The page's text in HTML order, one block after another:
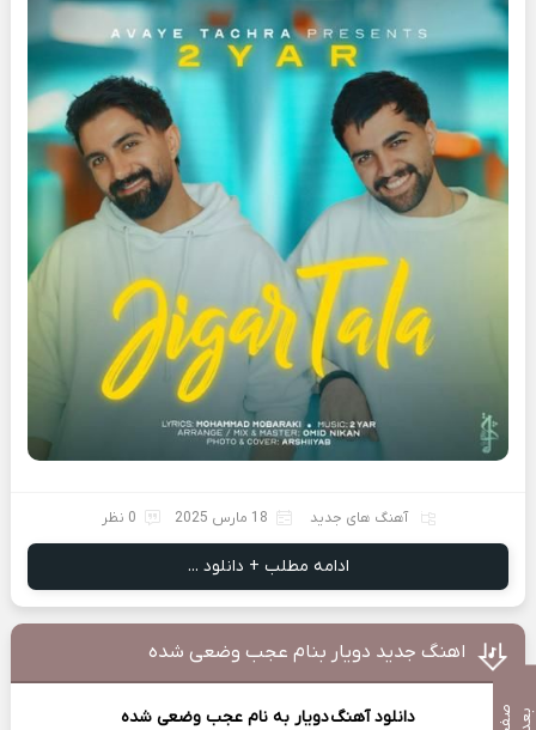
آهنگ های جدید 18 مارس 2025 0 نظر
ادامه مطلب + دانلود ...
اهنگ جدید دویار بنام عجب وضعی شده
دانلود آهنگدویار به نام عجب وضعی شده